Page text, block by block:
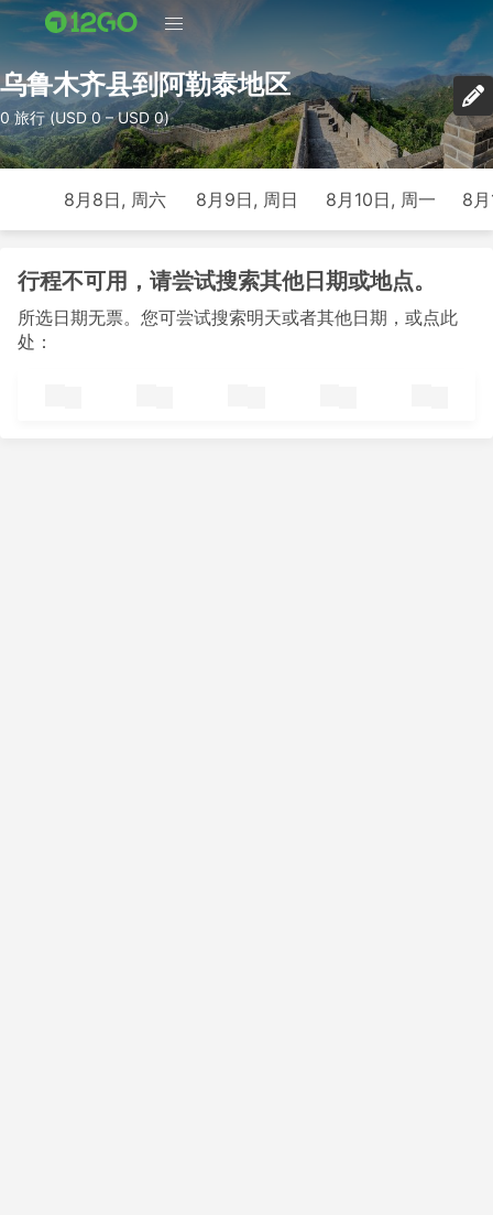
乌鲁木齐县到阿勒泰地区
0 旅行 (USD 0 – USD 0)
8月8日, 周六 8月9日, 周日 8月10日, 周一 8
行程不可用，请尝试搜索其他日期或地点。
所选日期无票。您可尝试搜索明天或者其他日期，或点此
处：